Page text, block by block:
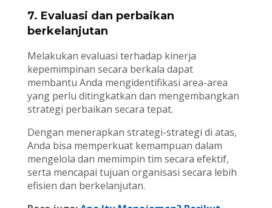
7. Evaluasi dan perbaikan
berkelanjutan
Melakukan evaluasi terhadap kinerja
kepemimpinan secara berkala dapat
membantu Anda mengidentifikasi area-area
yang perlu ditingkatkan dan mengembangkan
strategi perbaikan secara tepat.
Dengan menerapkan strategi-strategi di atas,
Anda bisa memperkuat kemampuan dalam
mengelola dan memimpin tim secara efektif,
serta mencapai tujuan organisasi secara lebih
efisien dan berkelanjutan.